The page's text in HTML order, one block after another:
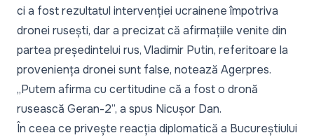
ci a fost rezultatul intervenției ucrainene împotriva
dronei rusești, dar a precizat că afirmațiile venite din
partea președintelui rus, Vladimir Putin, referitoare la
proveniența dronei sunt false, notează Agerpres.
„Putem afirma cu certitudine că a fost o dronă
rusească Geran-2”, a spus Nicușor Dan.
În ceea ce privește reacția diplomatică a Bucureștiului